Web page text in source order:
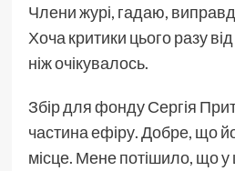
Члени журі, гадаю,
Хоча критики цього разу
ніж очікувалось.
Збір для фонду Сергія
частина ефіру. Добре, що
місце. Мене потішило, що у